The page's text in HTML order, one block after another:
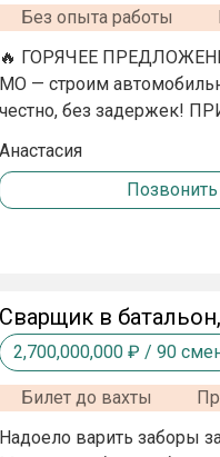
Без опыта работы
🔥 ГОРЯЧЕЕ
МО — строим автомобильную дорогу мечты!
честно, без задержек! ПРИНИМАЕМ: БЕЗ ОПЫТА РАБОТЫ! ЧТО В ПАКЕТЕ
«ДОРОЖНЫЙ ПРО»: ✅
схем); ✅ Проживание в
ужин — сил хватит на
Анастасия
Позвонить
Сварщик в
2,700,000,000 ₽ / 90
Билет до вахты
Надоело варить заборы